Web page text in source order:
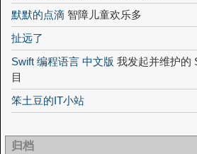
默默的点滴 智障儿童欢乐多
扯远了
Swift 编程语言 中文版 我发起并维护的
目
笨土豆的IT小站
归档